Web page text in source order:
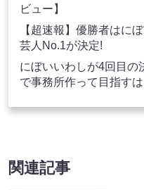
ビュー】
【超速報】優勝者はに
芸人No.1が決定!
にぼいいわしが4回目の
で事務所作って目指すは
関連記事